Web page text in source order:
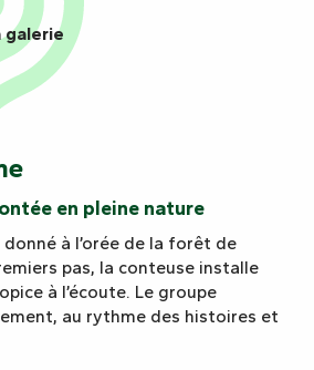
galerie
en pleine nature
à l’orée de la forêt de
pas, la conteuse installe
à l’écoute. Le groupe
au rythme des histoires et